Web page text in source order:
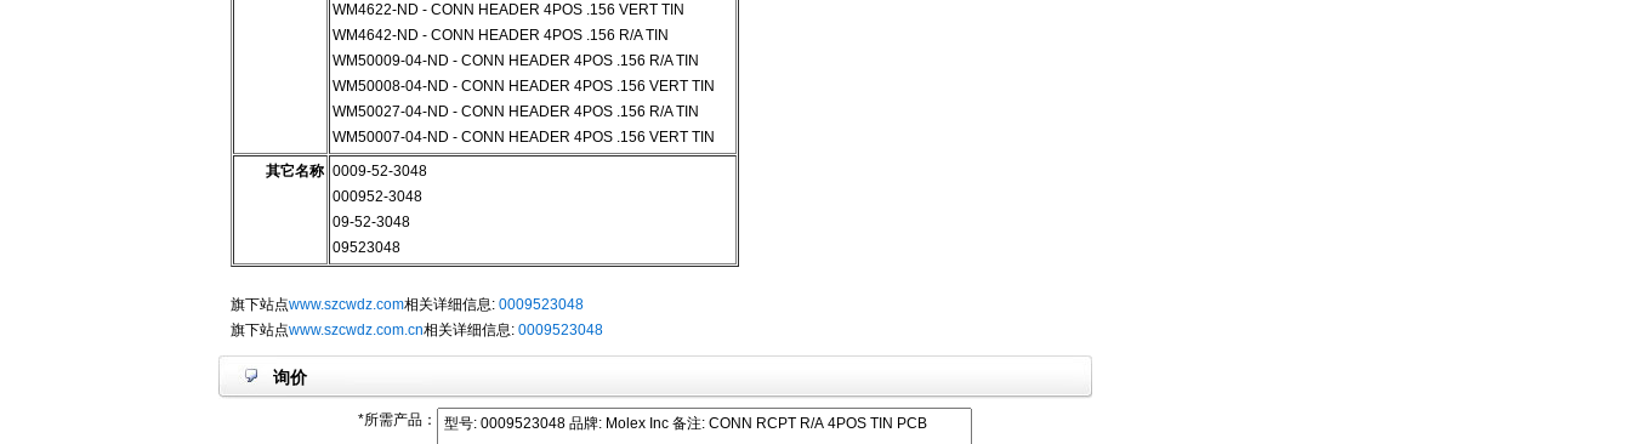
WM4622-ND - CONN HEADER 4POS .156 VERT TIN
WM4642-ND - CONN HEADER 4POS .156 R/A TIN
WM50009-04-ND - CONN HEADER 4POS .156 R/A TIN
WM50008-04-ND - CONN HEADER 4POS .156 VERT TIN
WM50027-04-ND - CONN HEADER 4POS .156 R/A TIN
WM50007-04-ND - CONN HEADER 4POS .156 VERT TIN
其它名称 0009-52-3048
000952-3048
09-52-3048
09523048
旗下站点www.szcwdz.com相关详细信息: 0009523048
旗下站点www.szcwdz.com.cn相关详细信息: 0009523048
询价
*所需产品：